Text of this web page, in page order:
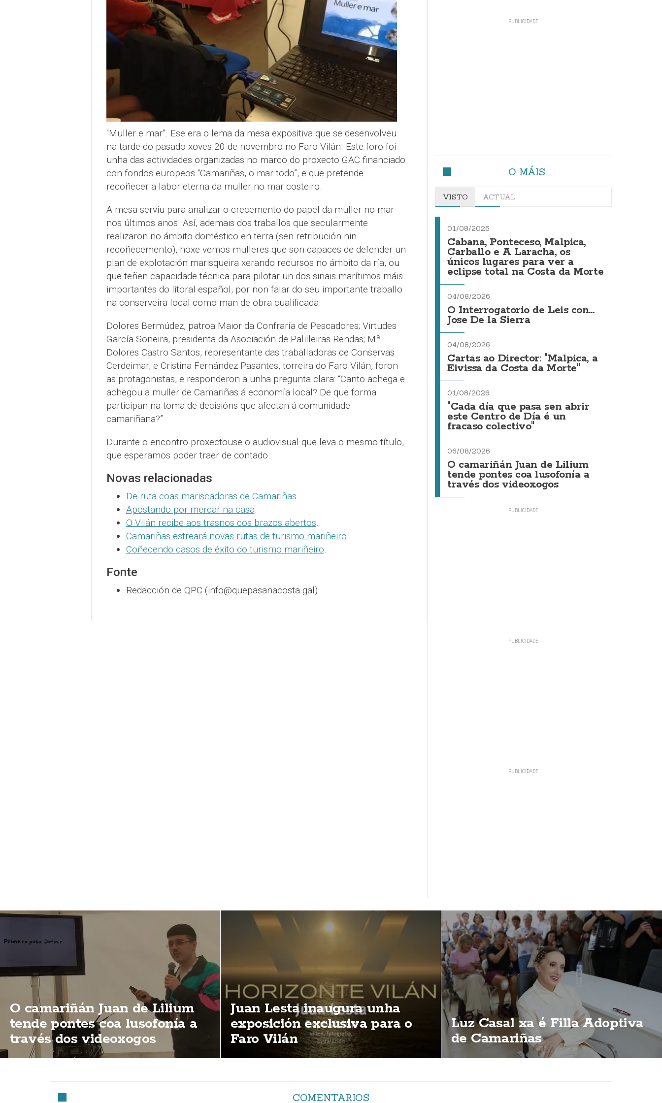
"Muller e mar”. Ese era o lema da mesa expositiva que se desenvolveu
na tarde do pasado xoves 20 de novembro no Faro Vilán. Este foro foi
unha das actividades organizadas no marco do proxecto GAC financiado
con fondos europeos “Camariñas, o mar todo”, e que pretende
recoñecer a labor eterna da muller no mar costeiro.
A mesa serviu para analizar o crecemento do papel da muller no mar
nos últimos anos. Así, ademais dos traballos que secularmente
realizaron no ámbito doméstico en terra (sen retribución nin
recoñecemento), hoxe vemos mulleres que son capaces de defender un
plan de explotación marisqueira xerando recursos no ámbito da ría, ou
que teñen capacidade técnica para pilotar un dos sinais marítimos máis
importantes do litoral español, por non falar do seu importante traballo
na conserveira local como man de obra cualificada.
Dolores Bermúdez, patroa Maior da Confraría de Pescadores; Virtudes
García Soneira, presidenta da Asociación de Palilleiras Rendas; Mª
Dolores Castro Santos, representante das traballadoras de Conservas
Cerdeimar; e Cristina Fernández Pasantes, torreira do Faro Vilán, foron
as protagonistas, e responderon a unha pregunta clara: “Canto achega e
achegou a muller de Camariñas á economía local? De que forma
participan na toma de decisións que afectan á comunidade
camariñana?”
Durante o encontro proxectouse o audiovisual que leva o mesmo título,
que esperamos poder traer de contado.
Novas relacionadas
De ruta coas mariscadoras de Camariñas.
Apostando por mercar na casa.
O Vilán recibe aos trasnos cos brazos abertos.
Camariñas estreará novas rutas de turismo mariñeiro.
Coñecendo casos de éxito do turismo mariñeiro.
Fonte
Redacción de QPC (info@quepasanacosta.gal).
O MÁIS
VISTO ACTUAL
01/08/2026
Cabana, Ponteceso, Malpica,
Carballo e A Laracha, os
únicos lugares para ver a
eclipse total na Costa da Morte
04/08/2026
O Interrogatorio de Leis con...
Jose De la Sierra
04/08/2026
Cartas ao Director: "Malpica, a
Eivissa da Costa da Morte"
01/08/2026
"Cada día que pasa sen abrir
este Centro de Día é un
fracaso colectivo"
06/08/2026
O camariñán Juan de Lilium
tende pontes coa lusofonía a
través dos videoxogos
O camariñán Juan de Lilium
tende pontes coa lusofonía a
través dos videoxogos
Juan Lesta inaugura unha
exposición exclusiva para o
Faro Vilán
Luz Casal xa é Filla Adoptiva
de Camariñas
COMENTARIOS